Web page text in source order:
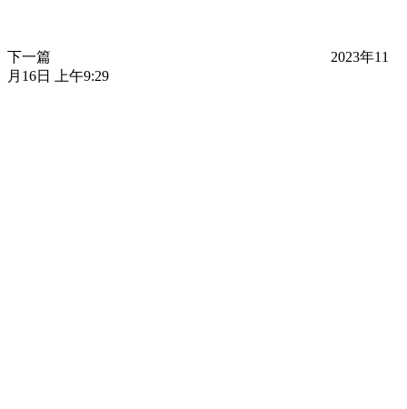
下一篇
2023年11
月16日 上午9:29